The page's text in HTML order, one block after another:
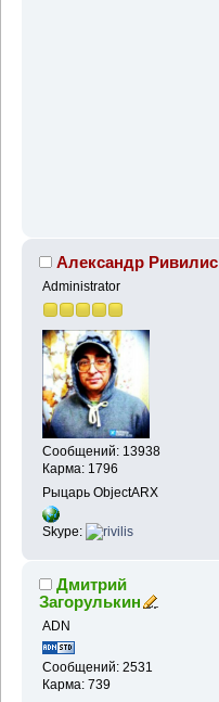
Александр Ривилис
Administrator
Сообщений: 13938
Карма: 1796
Рыцарь ObjectARX
Skype:
Дмитрий
Загорулькин
ADN
Сообщений: 2531
Карма: 739